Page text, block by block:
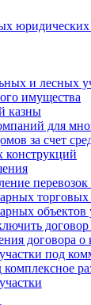
и лесных
имущества
казны
для
за счет
конструкций
торговых
объектов
договора
под